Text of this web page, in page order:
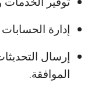
إدارة
إرسال
الموافقة.